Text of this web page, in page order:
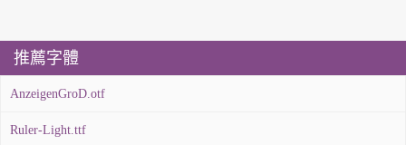
推薦字體
AnzeigenGroD.otf
Ruler-Light.ttf